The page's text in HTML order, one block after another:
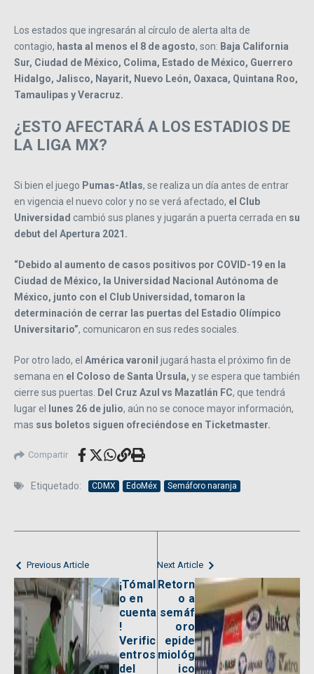
Los estados que ingresarán al círculo de alerta alta de
contagio, hasta al menos el 8 de agosto, son: Baja California
Sur, Ciudad de México, Colima, Estado de México, Guerrero
Hidalgo, Jalisco, Nayarit, Nuevo León, Oaxaca, Quintana Roo,
Tamaulipas y Veracruz.
¿ESTO AFECTARÁ A LOS ESTADIOS DE
LA LIGA MX?
Si bien el juego Pumas-Atlas, se realiza un día antes de entrar
en vigencia el nuevo color y no se verá afectado, el Club
Universidad cambió sus planes y jugarán a puerta cerrada en su
debut del Apertura 2021.
“Debido al aumento de casos positivos por COVID-19 en la
Ciudad de México, la Universidad Nacional Autónoma de
México, junto con el Club Universidad, tomaron la
determinación de cerrar las puertas del Estadio Olímpico
Universitario”, comunicaron en sus redes sociales.
Por otro lado, el América varonil jugará hasta el próximo fin de
semana en el Coloso de Santa Úrsula, y se espera que también
cierre sus puertas. Del Cruz Azul vs Mazatlán FC, que tendrá
lugar el
lunes 26 de julio, aún no se conoce mayor información,
mas sus boletos siguen ofreciéndose en Ticketmaster.
Compartir
Etiquetado: CDMX EdoMéx Semáforo naranja
Previous Article
¡Tómal
o en
cuenta
!
Verific
entros
del
Next Article
Retorn
o a
semáf
oro
epide
miológ
ico